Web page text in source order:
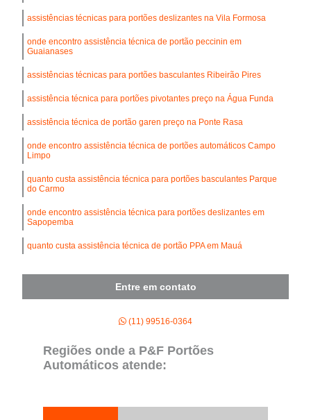
assistências técnicas para portões deslizantes na Vila Formosa
onde encontro assistência técnica de portão peccinin em
Guaianases
assistências técnicas para portões basculantes Ribeirão Pires
assistência técnica para portões pivotantes preço na Água Funda
assistência técnica de portão garen preço na Ponte Rasa
onde encontro assistência técnica de portões automáticos Campo
Limpo
quanto custa assistência técnica para portões basculantes Parque
do Carmo
onde encontro assistência técnica para portões deslizantes em
Sapopemba
quanto custa assistência técnica de portão PPA em Mauá
Entre em contato
(11) 99516-0364
Regiões onde a P&F Portões
Automáticos atende: